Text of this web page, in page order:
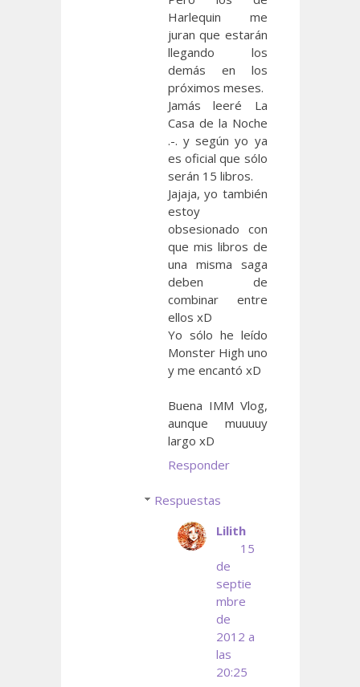
Harlequin me
juran que estarán
llegando los
demás en los
próximos meses.
Jamás leeré La
Casa de la Noche
.-. y según yo ya
es oficial que sólo
serán 15 libros.
Jajaja, yo también
estoy
obsesionado con
que mis libros de
una misma saga
deben de
combinar entre
ellos xD
Yo sólo he leído
Monster High uno
y me encantó xD
Buena IMM Vlog,
aunque muuuuy
largo xD
Responder
Respuestas
Lilith
15
de
septie
mbre
de
2012 a
las
20:25